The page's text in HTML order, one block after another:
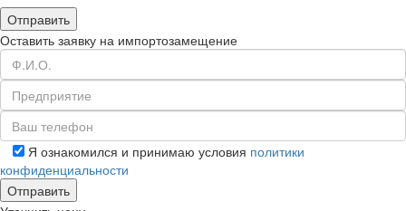
Оставить заявку на импортозамещение
Я ознакомился и принимаю условия политики
конфиденциальности